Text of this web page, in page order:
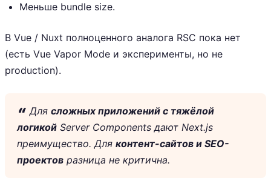
Меньше bundle size.
В Vue / Nuxt полноценного аналога RSC пока нет
(есть Vue Vapor Mode и эксперименты, но не
production).
Для сложных приложений с тяжёлой
логикой Server Components дают Next.js
преимущество. Для контент-сайтов и SEO-
проектов разница не критична.